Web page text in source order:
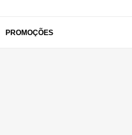
PROMOÇÕES